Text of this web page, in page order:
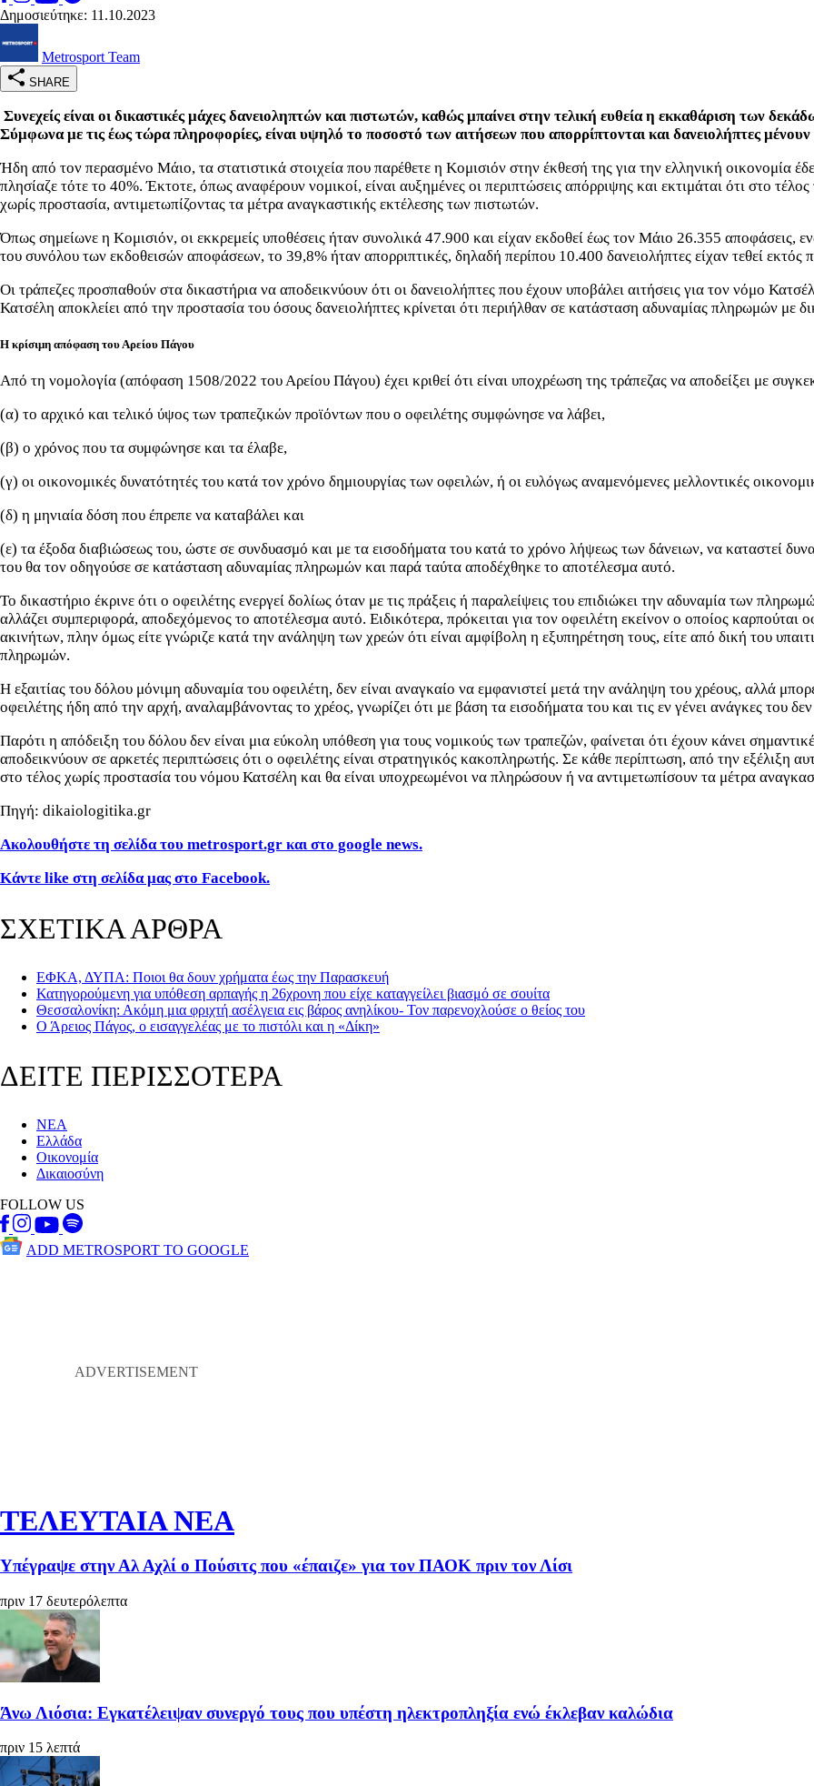
Δημοσιεύτηκε: 11.10.2023
Metrosport Team
SHARE
Συνεχείς είναι οι δικαστικές μάχες δανειοληπτών και πιστωτών, καθώς μπαίνει στην τελική ευθεία η εκκαθάριση των
Σύμφωνα με τις έως τώρα πληροφορίες, είναι υψηλό το ποσοστό των αιτήσεων που απορρίπτονται και δανειολήπτες
Ήδη από τον περασμένο Μάιο, τα στατιστικά στοιχεία που παρέθετε η Κομισιόν στην έκθεσή της για την ελληνική οικονομία
πλησίαζε τότε το 40%. Έκτοτε, όπως αναφέρουν νομικοί, είναι αυξημένες οι περιπτώσεις απόρριψης και εκτιμάται ότι στο
χωρίς προστασία, αντιμετωπίζοντας τα μέτρα αναγκαστικής εκτέλεσης των πιστωτών.
Όπως σημείωνε η Κομισιόν, οι εκκρεμείς υποθέσεις ήταν συνολικά 47.900 και είχαν εκδοθεί έως τον Μάιο 26.355
του συνόλου των εκδοθεισών αποφάσεων, το 39,8% ήταν απορριπτικές, δηλαδή περίπου 10.400 δανειολήπτες είχαν τεθεί εκτός
Οι τράπεζες προσπαθούν στα δικαστήρια να αποδεικνύουν ότι οι δανειολήπτες που έχουν υποβάλει αιτήσεις για τον νόμο
Κατσέλη αποκλείει από την προστασία του όσους δανειολήπτες κρίνεται ότι περιήλθαν σε κατάσταση αδυναμίας πληρωμών με
Η κρίσιμη απόφαση του Αρείου Πάγου
Από τη νομολογία (απόφαση 1508/2022 του Αρείου Πάγου) έχει κριθεί ότι είναι υποχρέωση της τράπεζας να αποδείξει με
(α) το αρχικό και τελικό ύψος των τραπεζικών προϊόντων που ο οφειλέτης συμφώνησε να λάβει,
(β) ο χρόνος που τα συμφώνησε και τα έλαβε,
(γ) οι οικονομικές δυνατότητές του κατά τον χρόνο δημιουργίας των οφειλών, ή οι ευλόγως αναμενόμενες μελλοντικές
(δ) η μηνιαία δόση που έπρεπε να καταβάλει και
(ε) τα έξοδα διαβιώσεως του, ώστε σε συνδυασμό και με τα εισοδήματα του κατά το χρόνο λήψεως των δάνειων, να καταστεί
του θα τον οδηγούσε σε κατάσταση αδυναμίας πληρωμών και παρά ταύτα αποδέχθηκε το αποτέλεσμα αυτό.
Το δικαστήριο έκρινε ότι ο οφειλέτης ενεργεί δολίως όταν με τις πράξεις ή παραλείψεις του επιδιώκει την αδυναμία των
αλλάζει συμπεριφορά, αποδεχόμενος το αποτέλεσμα αυτό. Ειδικότερα, πρόκειται για τον οφειλέτη εκείνον ο οποίος
ακινήτων, πλην όμως είτε γνώριζε κατά την ανάληψη των χρεών ότι είναι αμφίβολη η εξυπηρέτηση τους, είτε από δική του
πληρωμών.
Η εξαιτίας του δόλου μόνιμη αδυναμία του οφειλέτη, δεν είναι αναγκαίο να εμφανιστεί μετά την ανάληψη του χρέους, αλλά
οφειλέτης ήδη από την αρχή, αναλαμβάνοντας το χρέος, γνωρίζει ότι με βάση τα εισοδήματα του και τις εν γένει ανάγκες του
Παρότι η απόδειξη του δόλου δεν είναι μια εύκολη υπόθεση για τους νομικούς των τραπεζών, φαίνεται ότι έχουν κάνει
αποδεικνύουν σε αρκετές περιπτώσεις ότι ο οφειλέτης είναι στρατηγικός κακοπληρωτής. Σε κάθε περίπτωση, από την εξέλιξη
στο τέλος χωρίς προστασία του νόμου Κατσέλη και θα είναι υποχρεωμένοι να πληρώσουν ή να αντιμετωπίσουν τα μέτρα
Πηγή: dikaiologitika.gr
Ακολουθήστε τη σελίδα του metrosport.gr και στο google news.
Κάντε like στη σελίδα μας στο Facebook.
ΣΧΕΤΙΚΑ ΑΡΘΡΑ
ΕΦΚΑ, ΔΥΠΑ: Ποιοι θα δουν χρήματα έως την Παρασκευή
Κατηγορούμενη για υπόθεση αρπαγής η 26χρονη που είχε καταγγείλει βιασμό σε σουίτα
Θεσσαλονίκη: Ακόμη μια φριχτή ασέλγεια εις βάρος ανηλίκου- Τον παρενοχλούσε ο θείος του
Ο Άρειος Πάγος, ο εισαγγελέας με το πιστόλι και η «Δίκη»
ΔΕΙΤΕ ΠΕΡΙΣΣΟΤΕΡΑ
ΝΕΑ
Ελλάδα
Οικονομία
Δικαιοσύνη
FOLLOW US
ADD METROSPORT TO GOOGLE
ΤΕΛΕΥΤΑΙΑ ΝΕΑ
Υπέγραψε στην Αλ Αχλί ο Πούσιτς που «έπαιζε» για τον ΠΑΟΚ πριν τον Λίσι
πριν 17 δευτερόλεπτα
Άνω Λιόσια: Εγκατέλειψαν συνεργό τους που υπέστη ηλεκτροπληξία ενώ έκλεβαν καλώδια
πριν 15 λεπτά